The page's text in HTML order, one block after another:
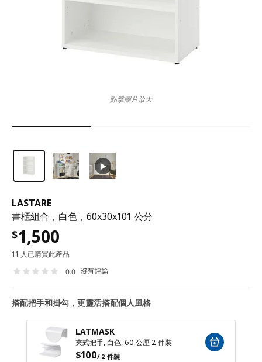
LASTARE
書櫃組合，白色，60x30x101 公分
$1,500
11 人已購買此產品
0.0 沒有評論
搭配把手和掛勾，更靈活搭配個人風格
LATMASK
夾式把手, 白色, 60 公厘 2 件裝
$100/ 2 件裝
點擊圖片放大